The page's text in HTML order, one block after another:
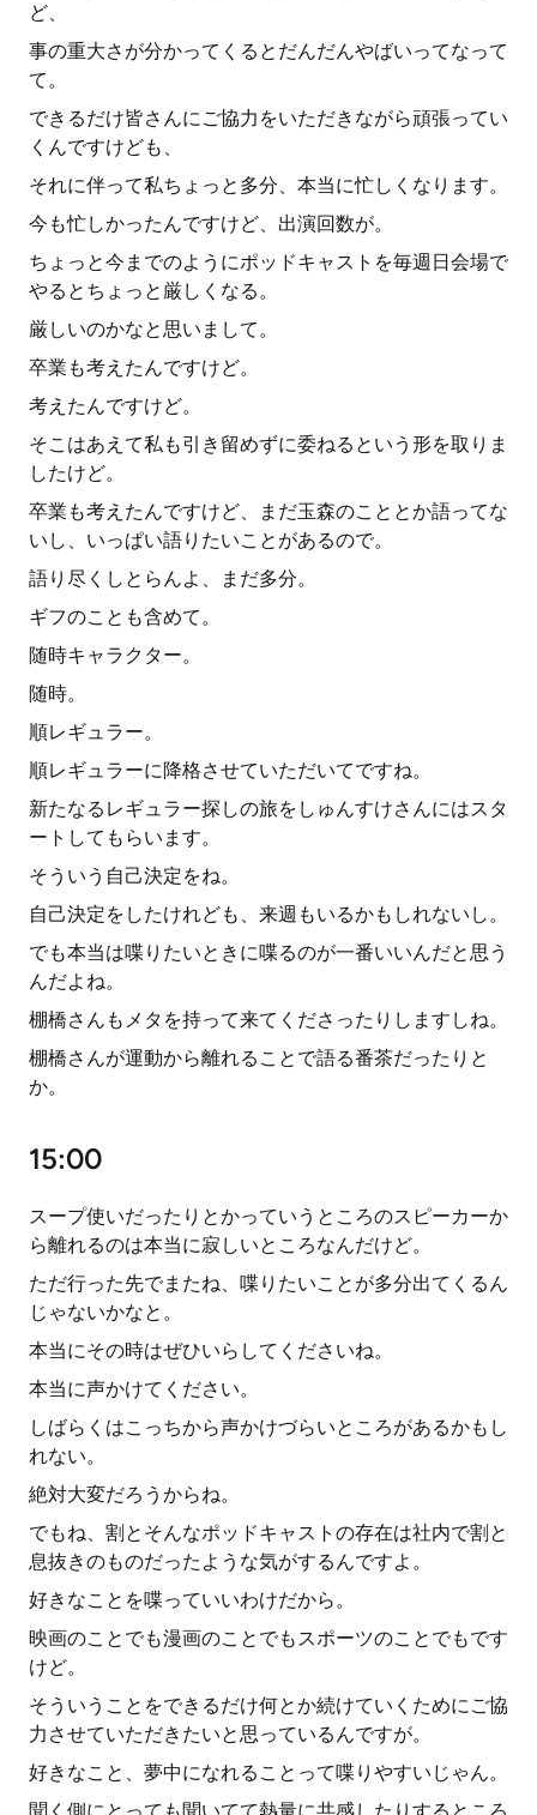
ど、
事の重大さが分かってくるとだんだんやばいってなって
て。
できるだけ皆さんにご協力をいただきながら頑張ってい
くんですけども、
それに伴って私ちょっと多分、本当に忙しくなります。
今も忙しかったんですけど、出演回数が。
ちょっと今までのようにポッドキャストを毎週日会場で
やるとちょっと厳しくなる。
厳しいのかなと思いまして。
卒業も考えたんですけど。
考えたんですけど。
そこはあえて私も引き留めずに委ねるという形を取りま
したけど。
卒業も考えたんですけど、まだ玉森のこととか語ってな
いし、いっぱい語りたいことがあるので。
語り尽くしとらんよ、まだ多分。
ギフのことも含めて。
随時キャラクター。
随時。
順レギュラー。
順レギュラーに降格させていただいてですね。
新たなるレギュラー探しの旅をしゅんすけさんにはスタ
ートしてもらいます。
そういう自己決定をね。
自己決定をしたけれども、来週もいるかもしれないし。
でも本当は喋りたいときに喋るのが一番いいんだと思う
んだよね。
棚橋さんもメタを持って来てくださったりしますしね。
棚橋さんが運動から離れることで語る番茶だったりと
か。
15:00
スープ使いだったりとかっていうところのスピーカーか
ら離れるのは本当に寂しいところなんだけど。
ただ行った先でまたね、喋りたいことが多分出てくるん
じゃないかなと。
本当にその時はぜひいらしてくださいね。
本当に声かけてください。
しばらくはこっちから声かけづらいところがあるかもし
れない。
絶対大変だろうからね。
でもね、割とそんなポッドキャストの存在は社内で割と
息抜きのものだったような気がするんですよ。
好きなことを喋っていいわけだから。
映画のことでも漫画のことでもスポーツのことでもです
けど。
そういうことをできるだけ何とか続けていくためにご協
力させていただきたいと思っているんですが。
好きなこと、夢中になれることって喋りやすいじゃん。